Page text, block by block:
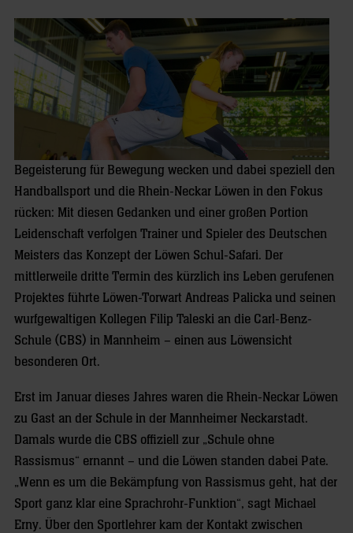
Begeisterung für Bewegung wecken und dabei speziell den
Handballsport und die Rhein-Neckar Löwen in den Fokus
rücken: Mit diesen Gedanken und einer großen Portion
Leidenschaft verfolgen Trainer und Spieler des Deutschen
Meisters das Konzept der Löwen Schul-Safari. Der
mittlerweile dritte Termin des kürzlich ins Leben gerufenen
Projektes führte Löwen-Torwart Andreas Palicka und seinen
wurfgewaltigen Kollegen Filip Taleski an die Carl-Benz-
Schule (CBS) in Mannheim – einen aus Löwensicht
besonderen Ort.
Erst im Januar dieses Jahres waren die Rhein-Neckar Löwen
zu Gast an der Schule in der Mannheimer Neckarstadt.
Damals wurde die CBS offiziell zur „Schule ohne
Rassismus“ ernannt – und die Löwen standen dabei Pate.
„Wenn es um die Bekämpfung von Rassismus geht, hat der
Sport ganz klar eine Sprachrohr-Funktion“, sagt Michael
Erny. Über den Sportlehrer kam der Kontakt zwischen